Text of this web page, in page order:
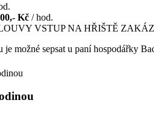
Kč / hod.
VSTUP NA HŘIŠTĚ
je možné sepsat u paní hospodářky